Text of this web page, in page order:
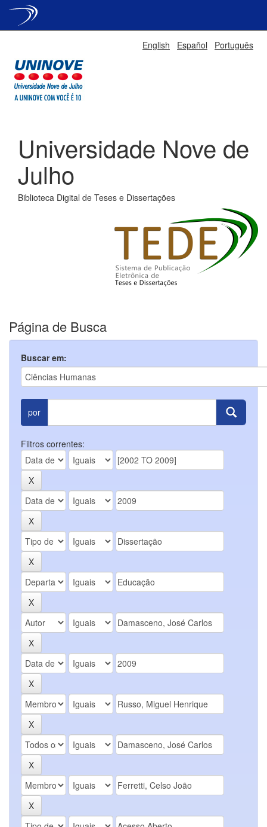
English Español Português
Universidade Nove de
Julho
Biblioteca Digital de Teses e Dissertações
Página de Busca
Buscar em:
por
Filtros correntes: